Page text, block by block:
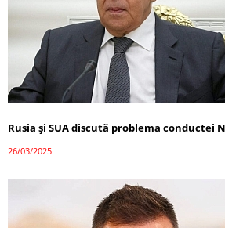
Rusia și SUA discută problema conductei
26/03/2025